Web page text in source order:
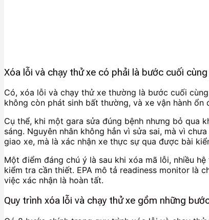
Xóa lỗi và chạy thử xe có phải là bước cuối
Có, xóa lỗi và chạy thử xe thường là bước cuối
không còn phát sinh bất thường, và xe vận hành
Cụ thể, khi một gara sửa đúng bệnh nhưng bỏ qua
sáng. Nguyên nhân không hẳn vì sửa sai, mà vì
giao xe, mà là xác nhận xe thực sự qua được bài
Một điểm đáng chú ý là sau khi xóa mã lỗi, nhiều
kiểm tra cần thiết. EPA mô tả readiness monitor là
việc xác nhận là hoàn tất.
Quy trình xóa lỗi và chạy thử xe gồm những